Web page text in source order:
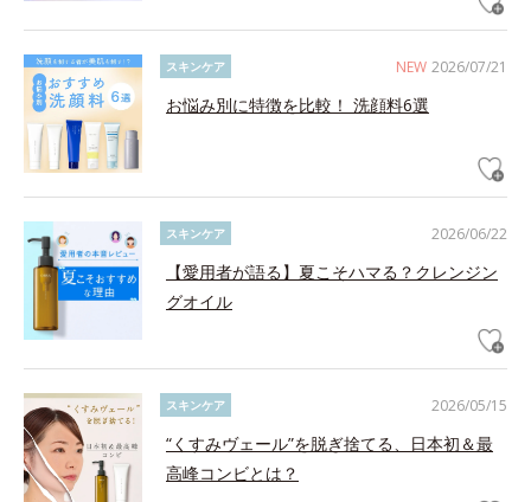
NEW 2026/07/21
スキンケア
お悩み別に特徴を比較！ 洗顔料6選
2026/06/22
スキンケア
【愛用者が語る】夏こそハマる？クレンジン
グオイル
2026/05/15
スキンケア
“くすみヴェール”を脱ぎ捨てる、日本初＆最
高峰コンビとは？